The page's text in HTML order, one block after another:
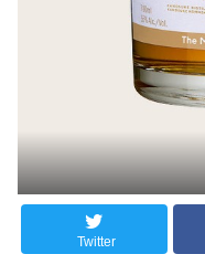
Twitter